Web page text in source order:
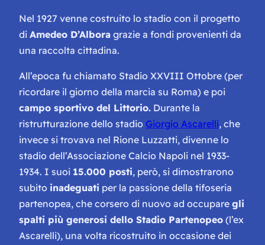
Nel 1927 venne costruito lo stadio con il progetto
di Amedeo D’Albora grazie a fondi provenienti da
una raccolta cittadina.
All’epoca fu chiamato Stadio XXVIII Ottobre (per
ricordare il giorno della marcia su Roma) e poi
campo sportivo del Littorio. Durante la
ristrutturazione dello stadio Giorgio Ascarelli, che
invece si trovava nel Rione Luzzatti, divenne lo
stadio dell’Associazione Calcio Napoli nel 1933-
1934. I suoi 15.000 posti, però, si dimostrarono
subito inadeguati per la passione della tifoseria
partenopea, che corsero di nuovo ad occupare gli
spalti più generosi dello Stadio Partenopeo (l’ex
Ascarelli), una volta ricostruito in occasione dei